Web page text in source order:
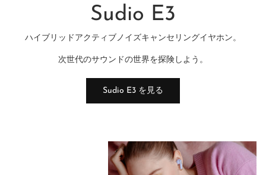
Sudio E3
ハイブリッドアクティブノイズキャンセリングイヤホン。
次世代のサウンドの世界を探険しよう。
Sudio E3 を見る